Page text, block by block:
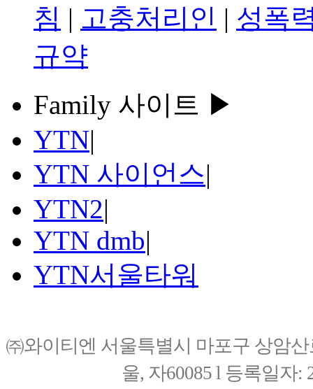
침 | 고충처리인 | 성폭
규약
Family 사이트 ▶
YTN|
YTN 사이언스|
YTN2|
YTN dmb|
YTN서울타워
㈜와이티엔 서울특별시 마포구 상암
울, 자60085 l 등록일자: